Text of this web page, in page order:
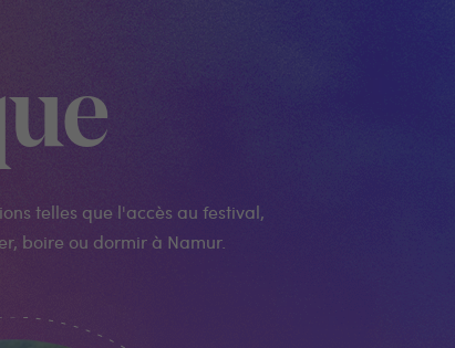
telles que l'accès au festival,
boire ou dormir à Namur.